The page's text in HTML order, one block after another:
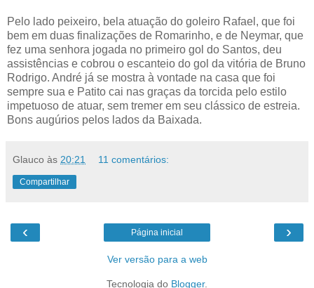
Pelo lado peixeiro, bela atuação do goleiro Rafael, que foi
bem em duas finalizações de Romarinho, e de Neymar, que
fez uma senhora jogada no primeiro gol do Santos, deu
assistências e cobrou o escanteio do gol da vitória de Bruno
Rodrigo. André já se mostra à vontade na casa que foi
sempre sua e Patito cai nas graças da torcida pelo estilo
impetuoso de atuar, sem tremer em seu clássico de estreia.
Bons augúrios pelos lados da Baixada.
Glauco às 20:21 11 comentários:
Compartilhar
‹ ›
Página inicial
Ver versão para a web
Tecnologia do Blogger.